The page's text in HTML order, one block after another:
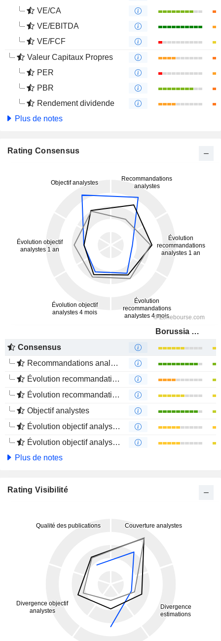
VE/CA
VE/EBITDA
VE/FCF
Valeur Capitaux Propres
PER
PBR
Rendement dividende
Plus de notes
Rating Consensus
Borussia Dortmund GmbH
Consensus
Recommandations analystes
Évolution recommandations analystes 1 an
Évolution recommandations analystes 4 mois
Objectif analystes
Évolution objectif analystes 1 an
Évolution objectif analystes 4 mois
Plus de notes
Rating Visibilité